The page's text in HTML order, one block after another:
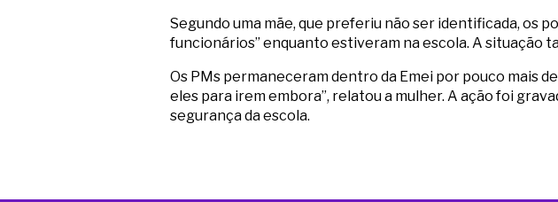
Segundo uma mãe, que preferiu não ser identificada, os
funcionários” enquanto estiveram na escola. A situação
Os PMs permaneceram dentro da Emei por pouco mais
eles para irem embora”, relatou a mulher. A ação foi
segurança da escola.